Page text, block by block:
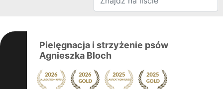
Pielęgnacja i strzyżenie psów
Agnieszka Bloch